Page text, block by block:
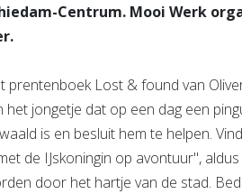
Centrum. Mooi Werk
Lost & found van
het jongetje dat op een dag een
is en besluit hem te helpen.
de IJskoningin op avontuur",
door het hartje van de stad.